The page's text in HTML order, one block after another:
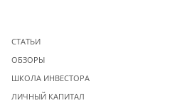
СТАТЬИ
ОБЗОРЫ
ШКОЛА ИНВЕСТОРА
ЛИЧНЫЙ КАПИТАЛ